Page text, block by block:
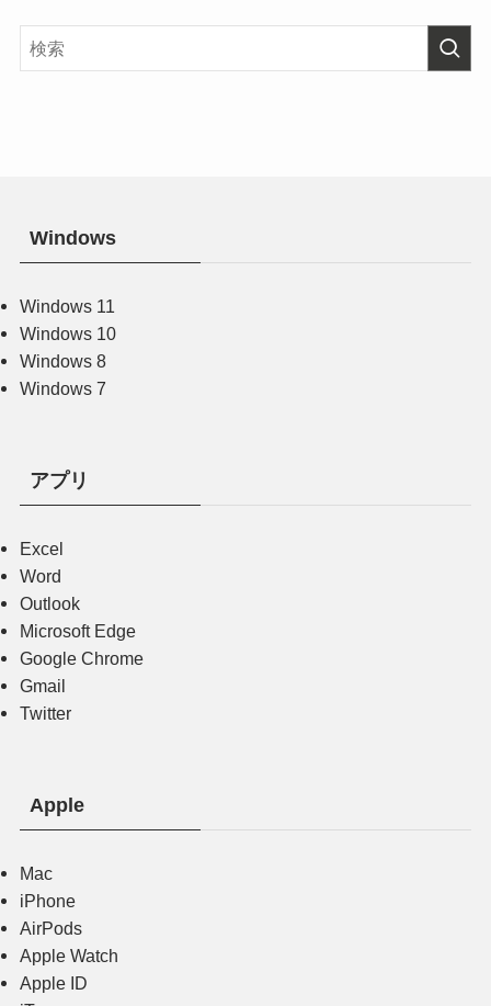
Windows
Windows 11
Windows 10
Windows 8
Windows 7
アプリ
Excel
Word
Outlook
Microsoft Edge
Google Chrome
Gmail
Twitter
Apple
Mac
iPhone
AirPods
Apple Watch
Apple ID